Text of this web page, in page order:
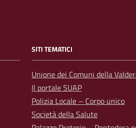
SITI TEMATICI
Unione dei Comuni della
Il portale SUAP
Polizia Locale – Corpo unico
Società della Salute